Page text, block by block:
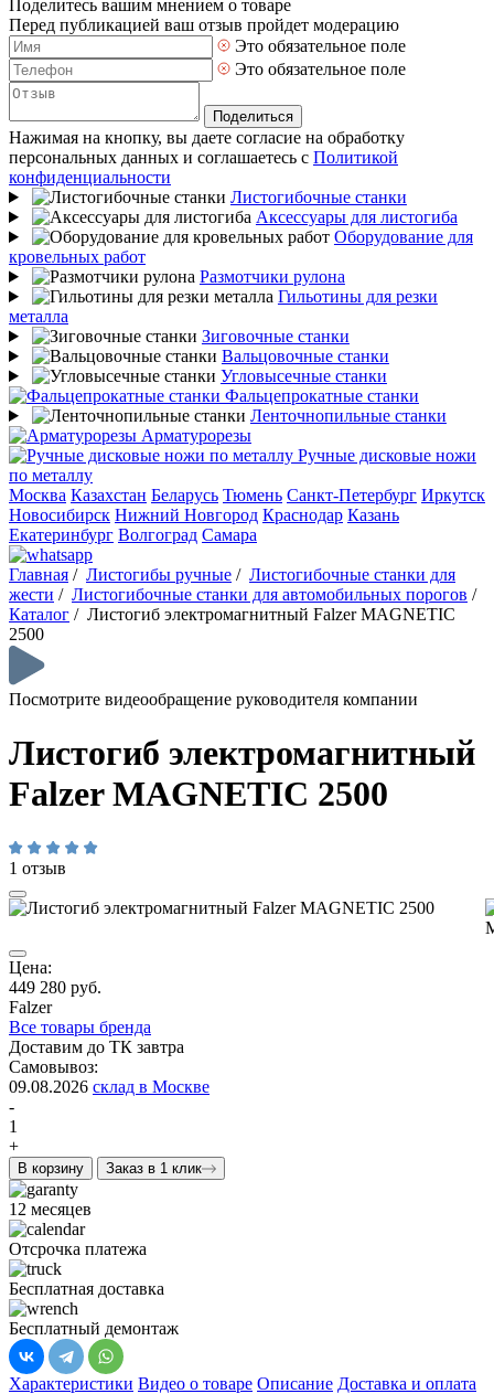
Поделитесь вашим мнением о товаре
Перед публикацией ваш отзыв пройдет модерацию
Это обязательное поле
Это обязательное поле
Поделиться
Нажимая на кнопку, вы даете согласие на обработку
персональных данных и соглашаетесь с Политикой
конфиденциальности
Листогибочные станки
Аксессуары для листогиба
Оборудование для
кровельных работ
Размотчики рулона
Гильотины для резки
металла
Зиговочные станки
Вальцовочные станки
Угловысечные станки
Фальцепрокатные станки
Ленточнопильные станки
Арматурорезы
Ручные дисковые ножи
по металлу
Москва Казахстан Беларусь Тюмень Санкт-Петербург Иркутск
Новосибирск Нижний Новгород Краснодар Казань
Екатеринбург Волгоград Самара
Главная / Листогибы ручные / Листогибочные станки для
жести / Листогибочные станки для автомобильных порогов /
Каталог / Листогиб электромагнитный Falzer MAGNETIC
2500
Посмотрите видеообращение руководителя компании
Листогиб электромагнитный
Falzer MAGNETIC 2500
1 отзыв
Цена:
449 280 руб.
Falzer
Все товары бренда
Доставим до ТК завтра
Самовывоз:
09.08.2026 склад в Москве
-
1
+
В корзину Заказ в 1 клик
12 месяцев
Отсрочка платежа
Бесплатная доставка
Бесплатный демонтаж
Характеристики Видео о товаре Описание Доставка и оплата